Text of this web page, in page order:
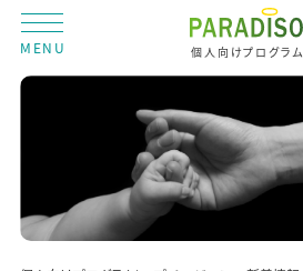
MENU 個人向けプログラム